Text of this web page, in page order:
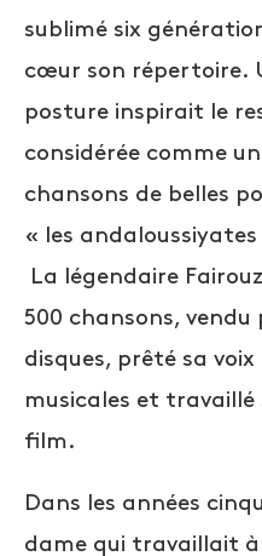
sublimé six
cœur son répertoire.
posture inspirait le
considérée comme
chansons de belles
« les
La légendaire
500 chansons, vendu
disques, prêté sa voix
musicales et
film.
Dans les années
dame qui travaillait